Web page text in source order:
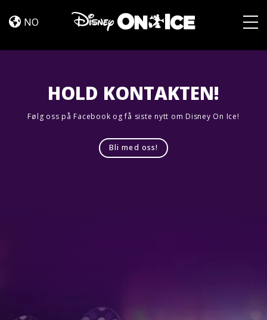
Trip
NO
HOLD KONTAKTEN!
Følg oss på Facebook og få siste nytt om Disney On Ice!
Bli med oss!